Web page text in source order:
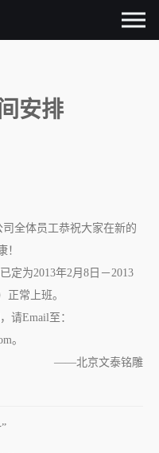
安排
体员工恭祝大家在新的
！
为2013年2月8日－2013
正常上班。
Email至：
。
——北京文泰铭雕